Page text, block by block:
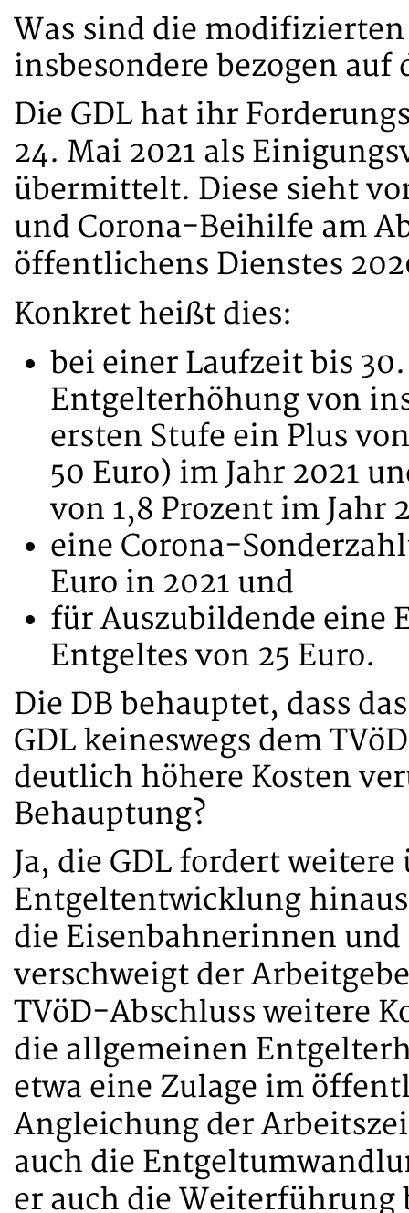
Was sind die
insbesondere bezogen auf
Die GDL hat ihr
24. Mai 2021 als
übermittelt. Diese sieht
und Corona-Beihilfe am
öffentlichens Dienstes
Konkret heißt dies:
bei einer Laufzeit bis
Entgelterhöhung von
ersten Stufe ein Plus
50 Euro) im Jahr 2021
von 1,8 Prozent im Jahr
eine Corona-
Euro in 2021 und
für Auszubildende eine
Entgeltes von 25 Euro.
Die DB behauptet, dass
GDL keineswegs dem
deutlich höhere Kosten
Behauptung?
Ja, die GDL fordert
Entgeltentwicklung
die Eisenbahnerinnen
verschweigt der
TVöD-Abschluss weitere
die allgemeinen
etwa eine Zulage im
Angleichung der
auch die
er auch die Weiterführung